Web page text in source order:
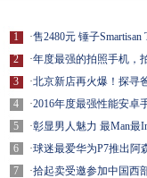
1
2
3
4
5
6
7
·售2480元 锤子Smartisan
·年度最强的拍照手机，
·北京新店再火爆！探寻
·2016年度最强性能安卓
·彰显男人魅力 最Man最
·球迷最爱华为P7推出阿
·拾起卖受邀参加中国西